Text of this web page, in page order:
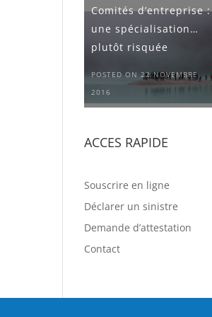
Comités d’entreprise :
une spécialisation…
plutôt risquée
POSTED ON 22 NOVEMBRE
2016
ACCES RAPIDE
Souscrire en ligne
Déclarer un sinistre
Demande d’attestation
Contact